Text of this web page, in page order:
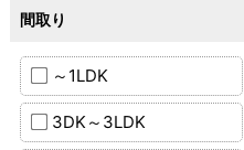
間取り
～1LDK
3DK～3LDK